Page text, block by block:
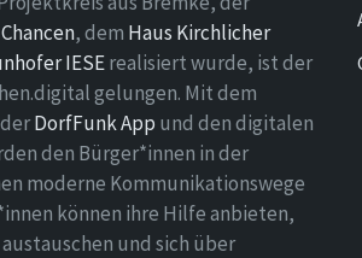
, dem Haus Kirchlicher
IESErealisiert wurde, ist der
gelungen. Mit dem
DorfFunk App und den digitalen
den Bürger*innen in der
moderne Kommunikationswege
können ihre Hilfe anbieten,
und sich über